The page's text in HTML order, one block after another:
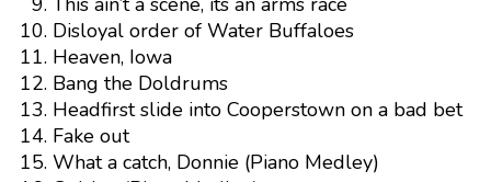
Disloyal order of Water Buffaloes
Heaven, Iowa
Bang the Doldrums
Headfirst slide into Cooperstown on a bad bet
Fake out
What a catch, Donnie (Piano Medley)